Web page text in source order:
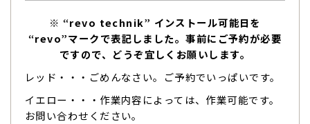
※ “revo technik” インストール可能日を
“revo”マークで表記しました。事前にご予約が必要
ですので、どうぞ宜しくお願いします。
レッド・・・ごめんなさい。ご予約でいっぱいです。
イエロー・・・作業内容によっては、作業可能です。
お問い合わせください。